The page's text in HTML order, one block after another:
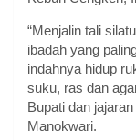
“Menjalin tali
ibadah yang
indahnya hidup
suku, ras dan
Bupati dan
Manokwari.